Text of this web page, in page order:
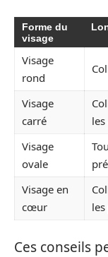
Forme du
visage
Visage
rond
Visage
carré
Visage
ovale
Visage en
cœur
Ces conseils